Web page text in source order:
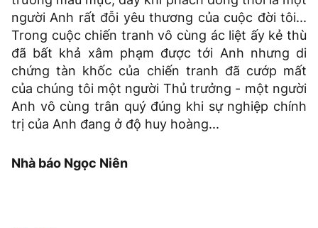
người Anh rất đỗi yêu thương của cuộc đời tôi...
Trong cuộc chiến tranh vô cùng ác liệt ấy kẻ thù
đã bất khả xâm phạm được tới Anh nhưng di
chứng tàn khốc của chiến tranh đã cướp mất
của chúng tôi một người Thủ trưởng - một người
Anh vô cùng trân quý đúng khi sự nghiệp chính
trị của Anh đang ở độ huy hoàng...
Nhà báo Ngọc Niên